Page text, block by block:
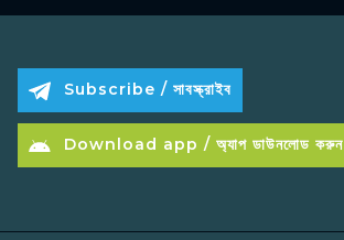
Subscribe / সাবস্ক্রাইব
Download app / অ্যাপ ডাউনলোড করুন